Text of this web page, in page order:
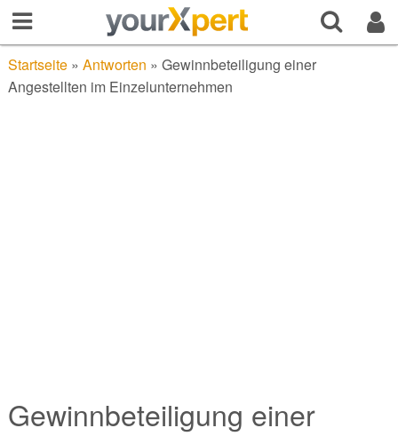
Startseite» Antworten » Gewinnbeteiligung einer
Angestellten im Einzelunternehmen
Gewinnbeteiligung einer